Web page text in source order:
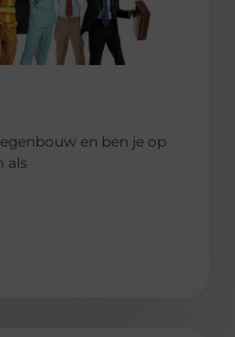
en ben je op
als